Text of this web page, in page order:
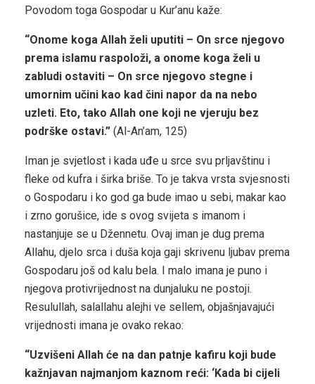
Povodom toga Gospodar u Kur’anu kaže:
“Onome koga Allah želi uputiti – On srce njegovo
prema islamu raspoloži, a onome koga želi u
zabludi ostaviti – On srce njegovo stegne i
umornim učini kao kad čini napor da na nebo
uzleti. Eto, tako Allah one koji ne vjeruju bez
podrške ostavi.” (Al-An’am, 125)
Iman je svjetlost i kada uđe u srce svu prljavštinu i
fleke od kufra i širka briše. To je takva vrsta svjesnosti
o Gospodaru i ko god ga bude imao u sebi, makar kao
i zrno gorušice, ide s ovog svijeta s imanom i
nastanjuje se u Džennetu. Ovaj iman je dug prema
Allahu, djelo srca i duša koja gaji skrivenu ljubav prema
Gospodaru još od kalu bela. I malo imana je puno i
njegova protivrijednost na dunjaluku ne postoji.
Resulullah, salallahu alejhi ve sellem, objašnjavajući
vrijednosti imana je ovako rekao:
“Uzvišeni Allah će na dan patnje kafiru koji bude
kažnjavan najmanjom kaznom reći: ‘Kada bi cijeli